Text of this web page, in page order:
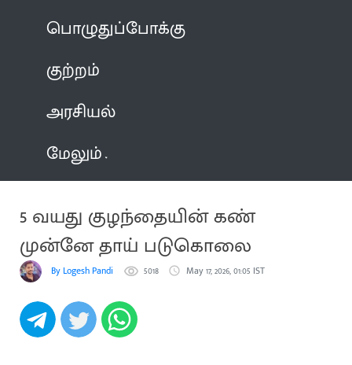
பொழுதுப்போக்கு
குற்றம்
அரசியல்
மேலும்
5 வயது குழந்தையின் கண்
முன்னே தாய் படுகொலை
By Logesh Pandi 5018 May 17, 2026, 01:05 IST